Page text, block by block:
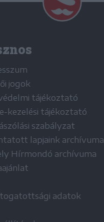
jogok
tájékoztató
kezelési tájékoztató
szabályzat
lapjaink archívuma
Hírmondó archívuma
adatok